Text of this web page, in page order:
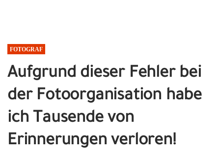
FOTOGRAF
Aufgrund dieser Fehler bei
der Fotoorganisation habe
ich Tausende von
Erinnerungen verloren!